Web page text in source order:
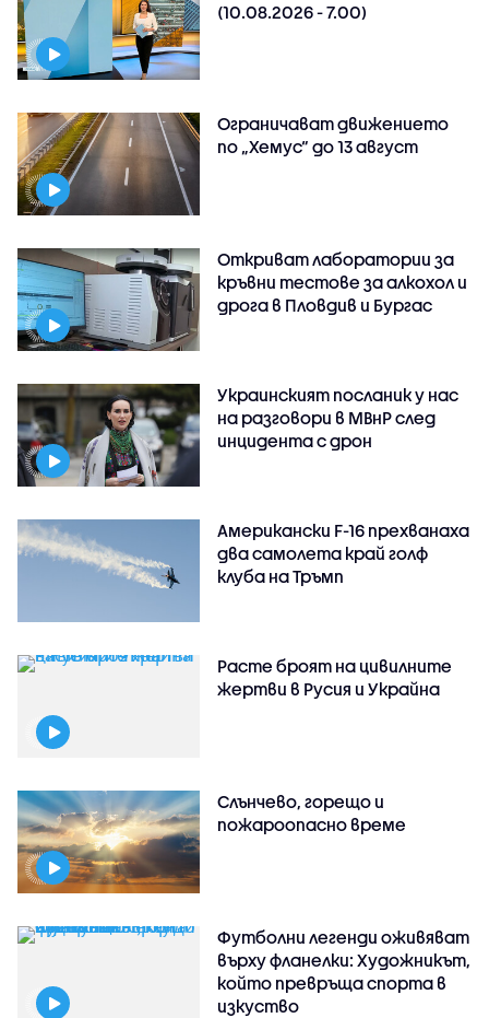
(10.08.2026 - 7.00)
Ограничават движението
по „Хемус“ до 13 август
Откриват лаборатории за
кръвни тестове за алкохол и
дрога в Пловдив и Бургас
Украинският посланик у нас
на разговори в МВнР след
инцидента с дрон
Американски F-16 прехванаха
два самолета край голф
клуба на Тръмп
Расте броят на цивилните
жертви в Русия и Украйна
Слънчево, горещо и
пожароопасно време
Футболни легенди оживяват
върху фланелки: Художникът,
който превръща спорта в
изкуство